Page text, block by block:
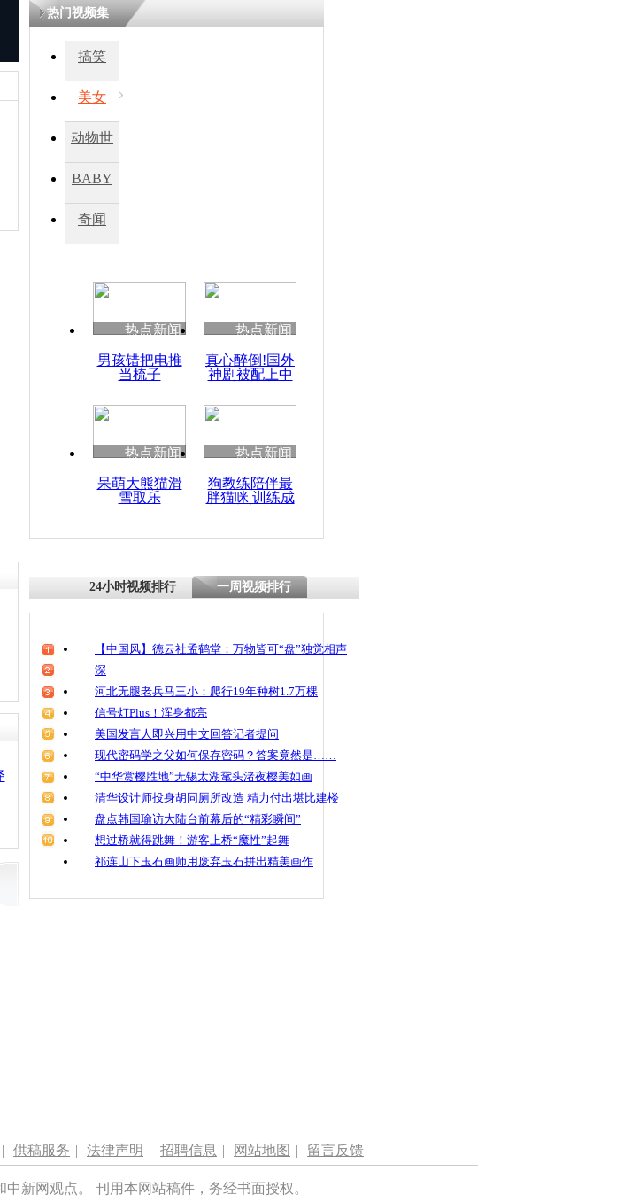
熷悎浣� 涓ㄥ浗闄呰
热门视频集
搞笑
美女
动物世
BABY
秀
奇闻
热点新闻
男孩错把电推
当梳子
热点新闻
真心醉倒!国外
神剧被配上中
热点新闻
呆萌大熊猫滑
雪取乐
热点新闻
狗教练陪伴最
胖猫咪 训练成
24小时视频排行 一周视频排行
【中国风】德云社孟鹤堂：万物皆可“盘”独觉相声
深
河北无腿老兵马三小：爬行19年种树1.7万棵
信号灯Plus！浑身都亮
美国发言人即兴用中文回答记者提问
现代密码学之父如何保存密码？答案竟然是……
“中华赏樱胜地”无锡太湖鼋头渚夜樱美如画
清华设计师投身胡同厕所改造 精力付出堪比建楼
盘点韩国瑜访大陆台前幕后的“精彩瞬间”
想过桥就得跳舞！游客上桥“魔性”起舞
祁连山下玉石画师用废弃玉石拼出精美画作
| 供稿服务 | 法律声明 | 招聘信息 | 网站地图 | 留言反馈
新网观点。 刊用本网站稿件，务经书面授权。